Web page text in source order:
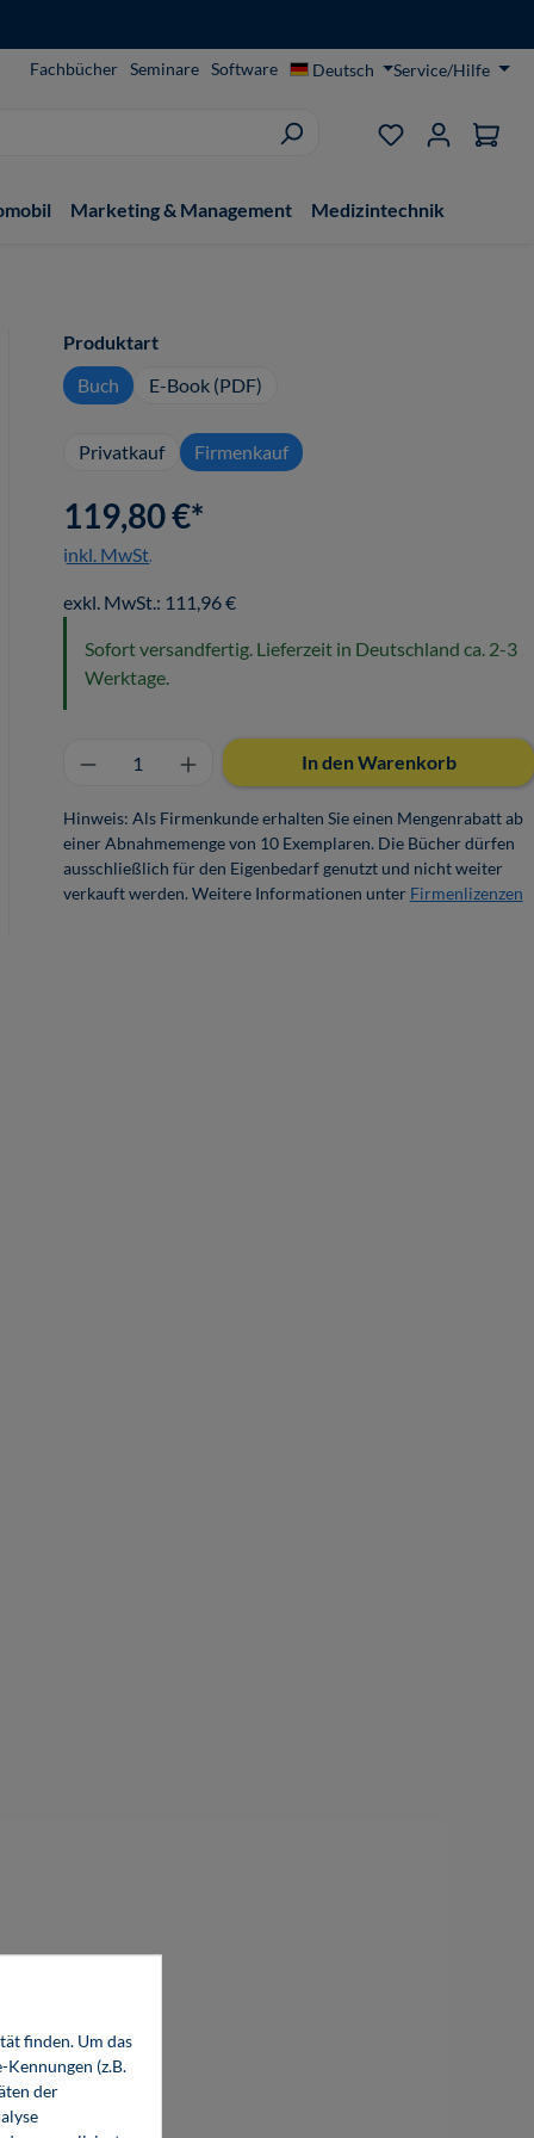
Fachbücher Seminare Software Deutsch Service/Hilfe
Du hast 0
Marketing & Management Medizintechnik
Produktartauswählen
Buch
E-Book (PDF)
Privatkauf Firmenkauf
119,80 €*
inkl. MwSt.
exkl. MwSt.: 111,96 €
Sofort versandfertig. Lieferzeit in Deutschland ca. 2-3
Werktage.
Produkt Anzahl: Gib denIn den Warenkorb
Hinweis: Als Firmenkunde erhalten Sie einen Mengenrabatt ab
einer Abnahmemenge von 10 Exemplaren. Die Bücher dürfen
ausschließlich für den Eigenbedarf genutzt und nicht weiter
verkauft werden. Weitere Informationen unter Firmenlizenzen
finden. Um das
(z.B.
der